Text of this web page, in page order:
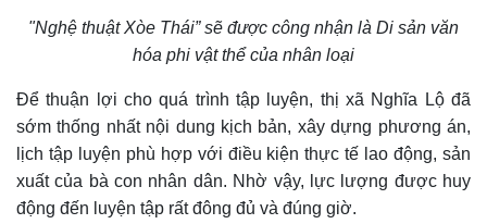
"Nghệ thuật Xòe Thái” sẽ được công nhận là Di sản văn
hóa phi vật thể của nhân loại
Để thuận lợi cho quá trình tập luyện, thị xã Nghĩa Lộ đã
sớm thống nhất nội dung kịch bản, xây dựng phương án,
lịch tập luyện phù hợp với điều kiện thực tế lao động, sản
xuất của bà con nhân dân. Nhờ vậy, lực lượng được huy
động đến luyện tập rất đông đủ và đúng giờ.